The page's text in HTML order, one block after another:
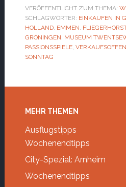
VERÖFFENTLICHT ZUM THEMA:
SCHLAGWÖRTER: EINKAUFEN IN
HOLLAND, EMMEN,
GRONINGEN, MUSEUM
PASSIONSSPIELE, VERKAUFSOFFEN
SONNTAG
Footer
MEHR THEMEN
Ausflugstipps
Wochenendtipps
City-Spezial: Arnheim
Wochenendtipps